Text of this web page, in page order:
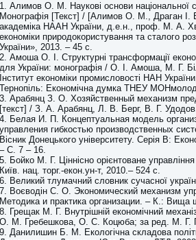
1. Алимов О. М. Наукові основи національної
Монографія [Текст] / [Алимов О. М., Драган І.
академіка НААН України, д.е.н., проф. М. А.
економіки природокористування та сталого
України», 2013. – 45 с.
2. Амоша О. І. Структурні трансформації
для України: монографія / О. І. Амоша, М. Г.
Інститут економіки промисловості НАН
Тернопіль: Економічна думка ТНЕУ
3. Арабянц З. О. Хозяйственный механизм
[текст] / З. А. Арабянц, Л. В. Берг, В. Г.
4. Белая И. П. Концептуальная модель
управления гибкостью производственных
Вісник Донецького університету. Серія В:
– С. 7 – 16.
5. Бойко М. Г. Ціннісно орієнтоване
Київ. нац. торг.-екон.ун-т, 2010.– 524 с.
6. Великий тлумачний словник сучасної
7. Воєводін С. О. Экономический механизм
Методика и практика организации. – К.: Вища
8. Грещак М. Г. Внутрішній економічний
О. М. Гребешкова, О. С. Коцюба; за ред. М. Г.
9. Данилишин Б. М. Екологічна складова